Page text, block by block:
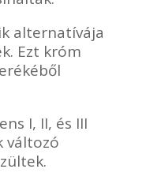
alternatívája
Ezt króm
I, II, és III
változó